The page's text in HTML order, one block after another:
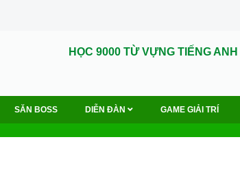
HỌC 9000 TỪ VỰNG TIẾNG ANH
SĂN BOSS DIỄN ĐÀN GAME GIẢI TRÍ